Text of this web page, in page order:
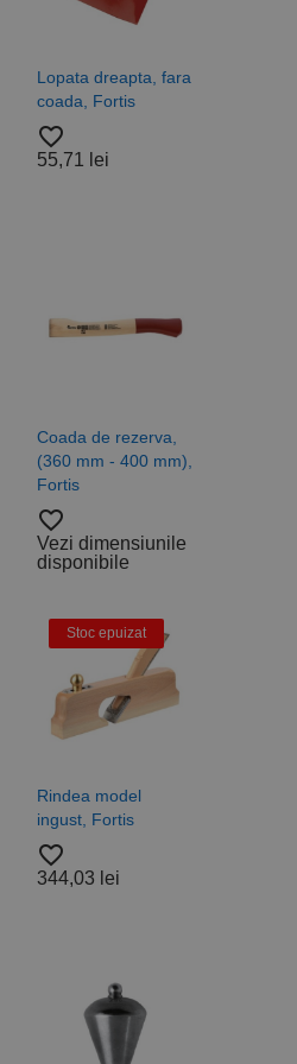
Lopata dreapta, fara
coada, Fortis
favorite_border
55,71 lei
Coada de rezerva,
(360 mm - 400 mm),
Fortis
favorite_border
Vezi dimensiunile
disponibile
Stoc epuizat
Rindea model
ingust, Fortis
favorite_border
344,03 lei